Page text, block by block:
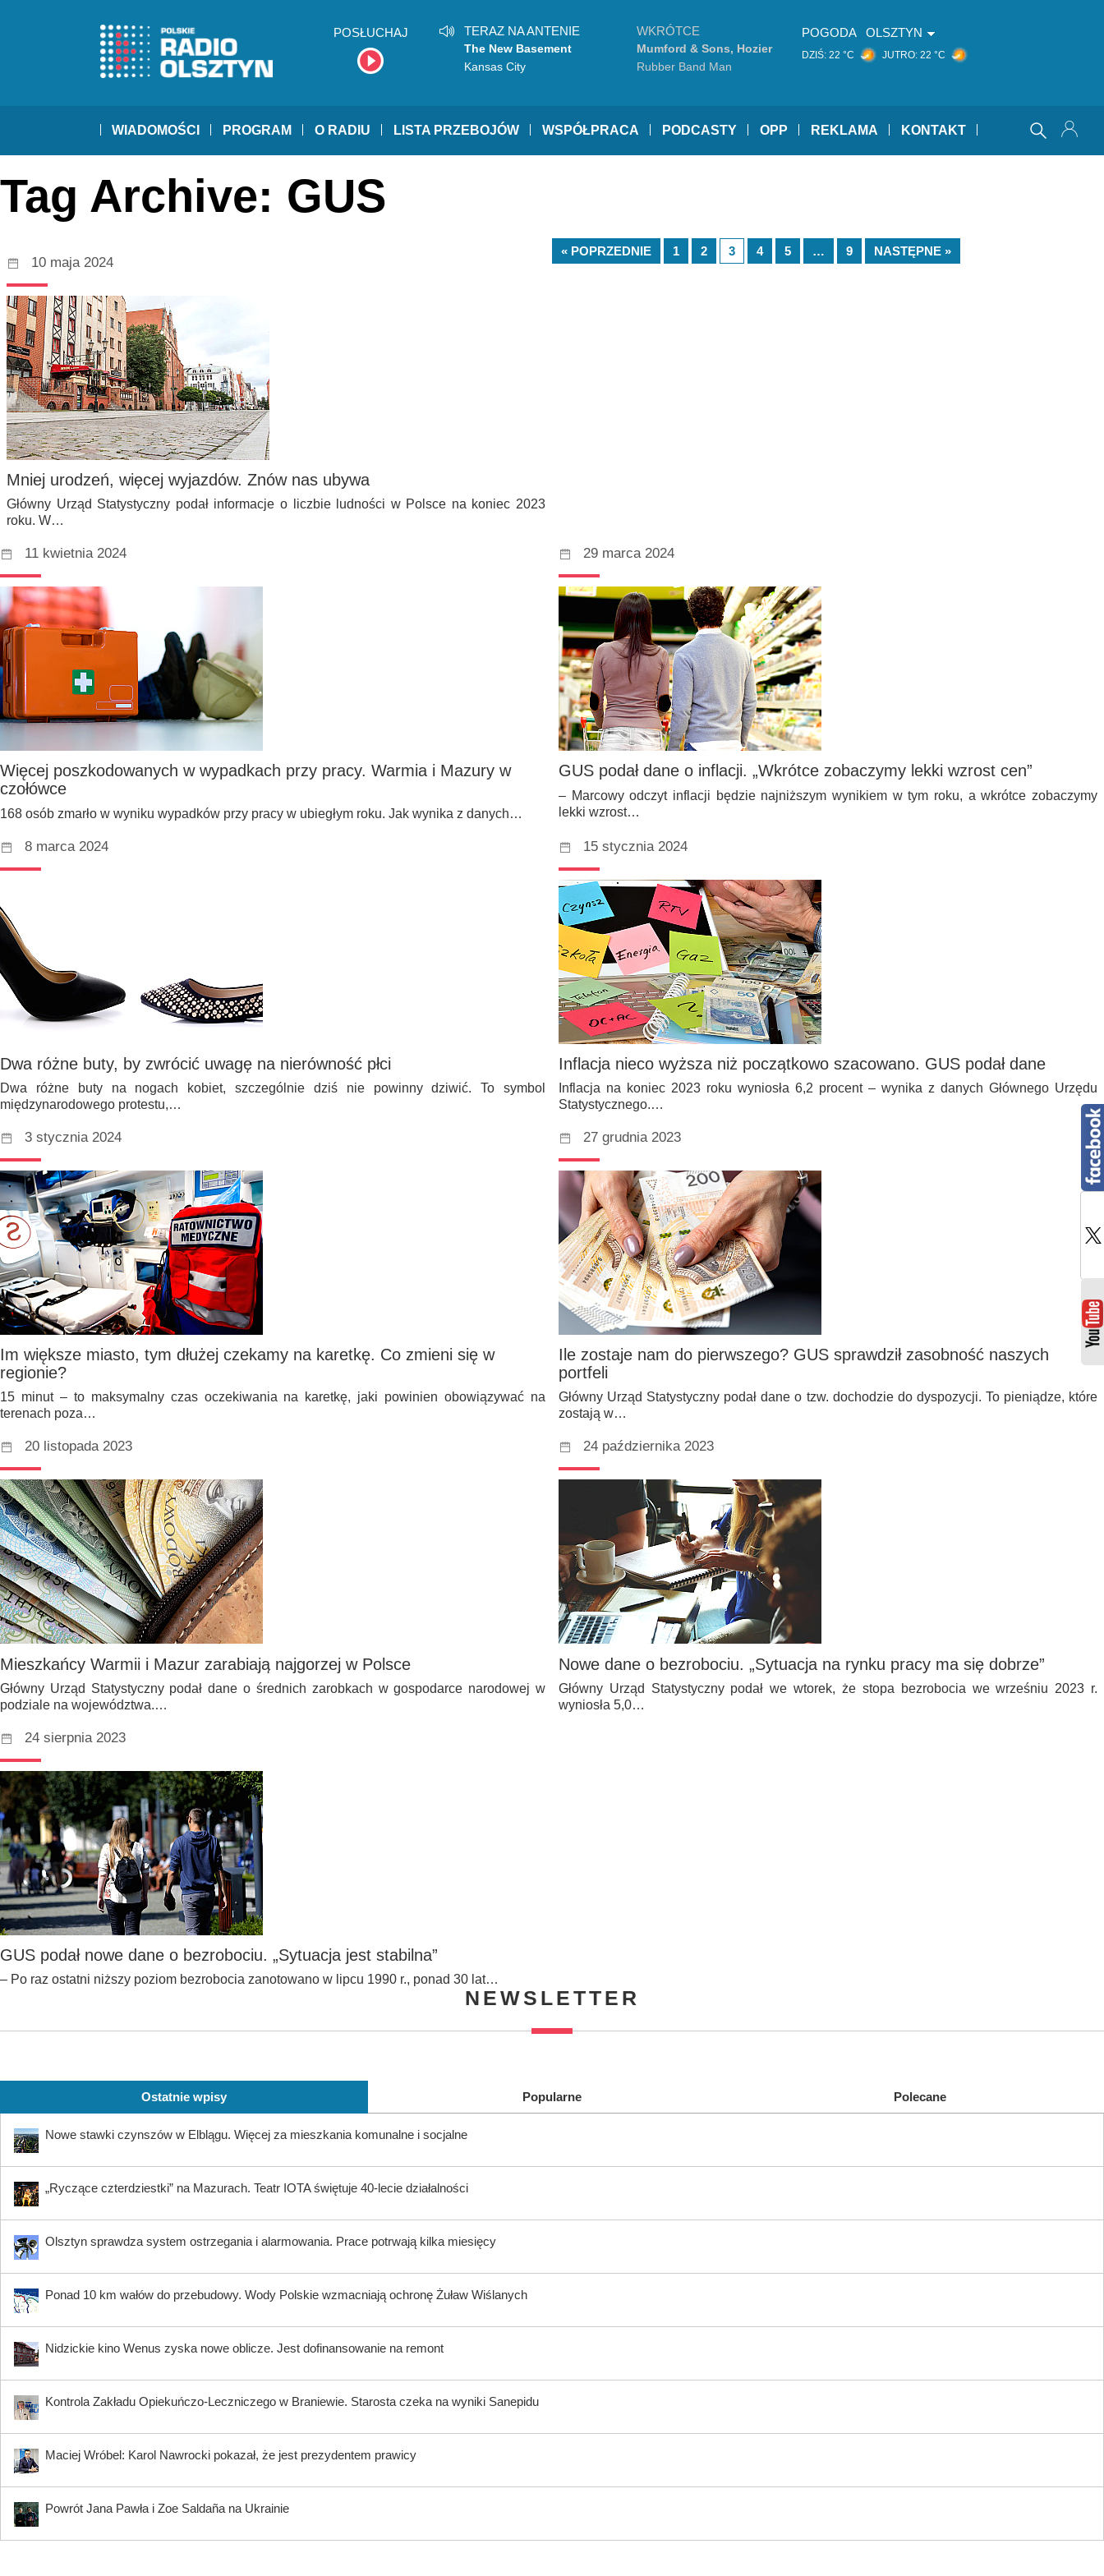
POSŁUCHAJ TERAZ NA ANTENIE
The New Basement
Tapes
Kansas City
WKRÓTCE
Mumford & Sons, Hozier
Rubber Band Man
POGODA OLSZTYN
DZIŚ: 22 °C JUTRO: 22 °C
WIADOMOŚCI PROGRAM O RADIU LISTA PRZEBOJÓW WSPÓŁPRACA PODCASTY OPP REKLAMA KONTAKT
Tag Archive: GUS
10 maja 2024
Mniej urodzeń, więcej wyjazdów. Znów nas ubywa
Główny Urząd Statystyczny podał informacje o liczbie ludności w Polsce na koniec 2023
roku. W…
11 kwietnia 2024
Więcej poszkodowanych w wypadkach przy pracy. Warmia i Mazury w
czołówce
168 osób zmarło w wyniku wypadków przy pracy w ubiegłym roku. Jak wynika z danych…
29 marca 2024
GUS podał dane o inflacji. „Wkrótce zobaczymy lekki wzrost cen”
– Marcowy odczyt inflacji będzie najniższym wynikiem w tym roku, a wkrótce zobaczymy
lekki wzrost…
8 marca 2024
Dwa różne buty, by zwrócić uwagę na nierówność płci
Dwa różne buty na nogach kobiet, szczególnie dziś nie powinny dziwić. To symbol
międzynarodowego protestu,…
15 stycznia 2024
Inflacja nieco wyższa niż początkowo szacowano. GUS podał dane
Inflacja na koniec 2023 roku wyniosła 6,2 procent – wynika z danych Głównego Urzędu
Statystycznego.…
3 stycznia 2024
Im większe miasto, tym dłużej czekamy na karetkę. Co zmieni się w
regionie?
15 minut – to maksymalny czas oczekiwania na karetkę, jaki powinien obowiązywać na
terenach poza…
27 grudnia 2023
Ile zostaje nam do pierwszego? GUS sprawdził zasobność naszych
portfeli
Główny Urząd Statystyczny podał dane o tzw. dochodzie do dyspozycji. To pieniądze, które
zostają w…
20 listopada 2023
Mieszkańcy Warmii i Mazur zarabiają najgorzej w Polsce
Główny Urząd Statystyczny podał dane o średnich zarobkach w gospodarce narodowej w
podziale na województwa.…
24 października 2023
Nowe dane o bezrobociu. „Sytuacja na rynku pracy ma się dobrze”
Główny Urząd Statystyczny podał we wtorek, że stopa bezrobocia we wrześniu 2023 r.
wyniosła 5,0…
24 sierpnia 2023
GUS podał nowe dane o bezrobociu. „Sytuacja jest stabilna”
– Po raz ostatni niższy poziom bezrobocia zanotowano w lipcu 1990 r., ponad 30 lat…
« POPRZEDNIE 1 2 3 4 5 … 9 NASTĘPNE »
NEWSLETTER
Ostatnie wpisy Popularne Polecane
Nowe stawki czynszów w Elblągu. Więcej za mieszkania komunalne i socjalne
„Ryczące czterdziestki” na Mazurach. Teatr IOTA świętuje 40-lecie działalności
Olsztyn sprawdza system ostrzegania i alarmowania. Prace potrwają kilka miesięcy
Ponad 10 km wałów do przebudowy. Wody Polskie wzmacniają ochronę Żuław Wiślanych
Nidzickie kino Wenus zyska nowe oblicze. Jest dofinansowanie na remont
Kontrola Zakładu Opiekuńczo-Leczniczego w Braniewie. Starosta czeka na wyniki Sanepidu
Maciej Wróbel: Karol Nawrocki pokazał, że jest prezydentem prawicy
Powrót Jana Pawła i Zoe Saldaña na Ukrainie